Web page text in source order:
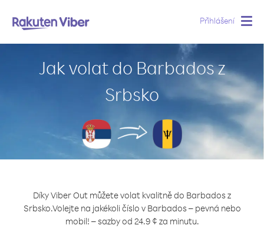
Přihlášení
Jak volat do Barbados z
Srbsko
Díky Viber Out můžete volat kvalitně do Barbados z
Srbsko.Volejte na jakékoli číslo v Barbados – pevná nebo
mobil! – sazby od 24.9 ¢ za minutu.